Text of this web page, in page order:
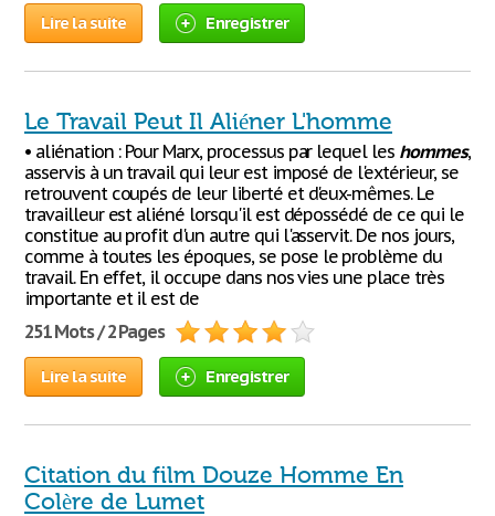
Lire la suite Enregistrer
Le Travail Peut Il Aliéner L'homme
• aliénation : Pour Marx, processus par lequel les hommes,
asservis à un travail qui leur est imposé de l'extérieur, se
retrouvent coupés de leur liberté et d'eux-mêmes. Le
travailleur est aliéné lorsqu'il est dépossédé de ce qui le
constitue au profit d'un autre qui l'asservit. De nos jours,
comme à toutes les époques, se pose le problème du
travail. En effet, il occupe dans nos vies une place très
importante et il est de
251 Mots / 2 Pages
Lire la suite Enregistrer
Citation du film Douze Homme En
Colère de Lumet